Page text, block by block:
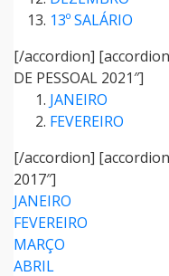
13º SALÁRIO
[/accordion] [accordion
DE PESSOAL 2021″]
JANEIRO
FEVEREIRO
[/accordion] [accordion
2017″]
JANEIRO
FEVEREIRO
MARÇO
ABRIL